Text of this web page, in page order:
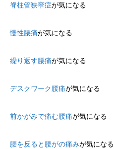
脊柱管狭窄症が気になる
慢性腰痛が気になる
繰り返す腰痛が気になる
デスクワーク腰痛が気になる
前かがみで痛む腰痛が気になる
腰を反ると腰がの痛みが気になる